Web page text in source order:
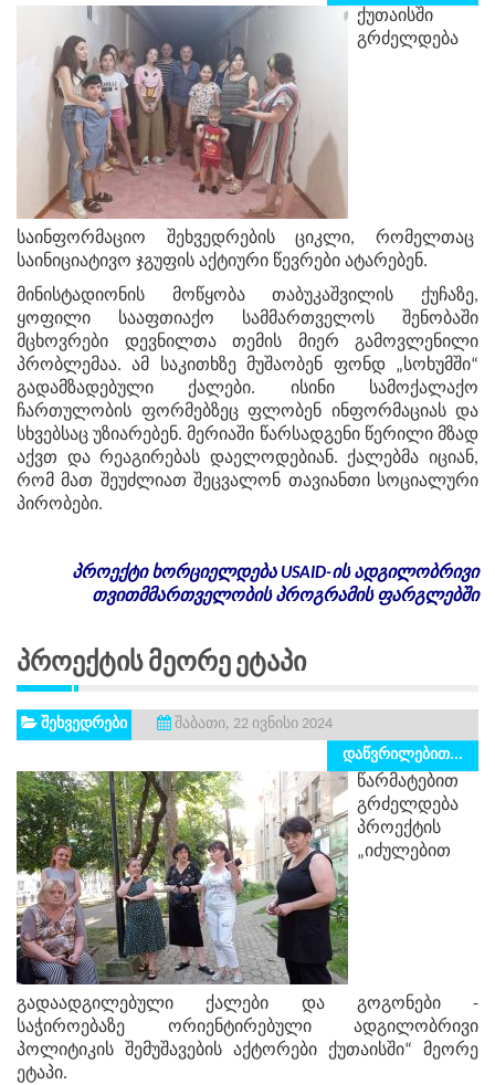
ქუთაისში
გრძელდება
საინფორმაციო შეხვედრების ციკლი, რომელთაც
საინიციატივო ჯგუფის აქტიური წევრები ატარებენ.
მინისტადიონის მოწყობა თაბუკაშვილის ქუჩაზე,
ყოფილი სააფთიაქო სამმართველოს შენობაში
მცხოვრები დევნილთა თემის მიერ გამოვლენილი
პრობლემაა. ამ საკითხზე მუშაობენ ფონდ „სოხუმში“
გადამზადებული ქალები. ისინი სამოქალაქო
ჩართულობის ფორმებზეც ფლობენ ინფორმაციას და
სხვებსაც უზიარებენ. მერიაში წარსადგენი წერილი მზად
აქვთ და რეაგირებას დაელოდებიან. ქალებმა იციან,
რომ მათ შეუძლიათ შეცვალონ თავიანთი სოციალური
პირობები.
პროექტი ხორციელდებაUSAID-ის ადგილობრივი
თვითმმართველობის პროგრამის ფარგლებში
Პროექტის Მეორე Ეტაპი
შეხვედრები
შაბათი, 22 ივნისი 2024
დაწვრილებით...
წარმატებით
გრძელდება
პროექტის
„იძულებით
გადაადგილებული ქალები და გოგონები -
საჭიროებაზე ორიენტირებული ადგილობრივი
პოლიტიკის შემუშავების აქტორები ქუთაისში“ მეორე
ეტაპი.